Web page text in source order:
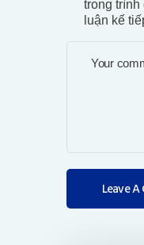
trong trình
luận kế